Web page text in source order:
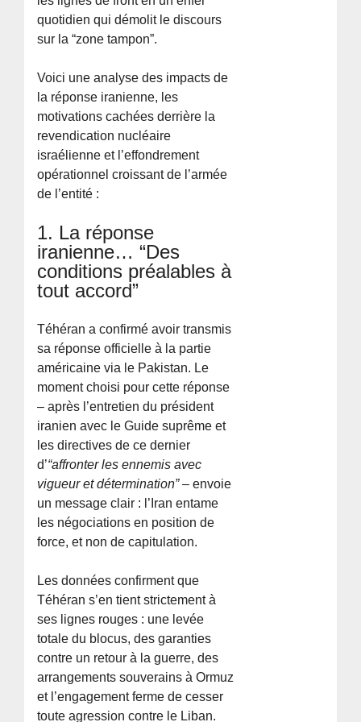
quotidien qui démolit le discours
sur la “zone tampon”.
Voici une analyse des impacts de
la réponse iranienne, les
motivations cachées derrière la
revendication nucléaire
israélienne et l’effondrement
opérationnel croissant de l’armée
de l’entité :
1. La réponse
iranienne… “Des
conditions préalables à
tout accord”
Téhéran a confirmé avoir transmis
sa réponse officielle à la partie
américaine via le Pakistan. Le
moment choisi pour cette réponse
– après l’entretien du président
iranien avec le Guide suprême et
les directives de ce dernier
d’“affronter les ennemis avec
vigueur et détermination”– envoie
un message clair : l’Iran entame
les négociations en position de
force, et non de capitulation.
Les données confirment que
Téhéran s’en tient strictement à
ses lignes rouges : une levée
totale du blocus, des garanties
contre un retour à la guerre, des
arrangements souverains à Ormuz
et l’engagement ferme de cesser
toute agression contre le Liban.